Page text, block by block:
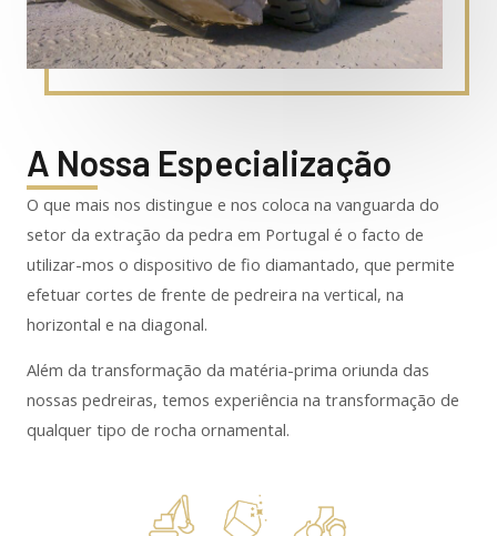
A Nossa Especialização
O que mais nos distingue e nos coloca na vanguarda do
setor da extração da pedra em Portugal é o facto de
utilizar-mos o dispositivo de fio diamantado, que permite
efetuar cortes de frente de pedreira na vertical, na
horizontal e na diagonal.
Além da transformação da matéria-prima oriunda das
nossas pedreiras, temos experiência na transformação de
qualquer tipo de rocha ornamental.